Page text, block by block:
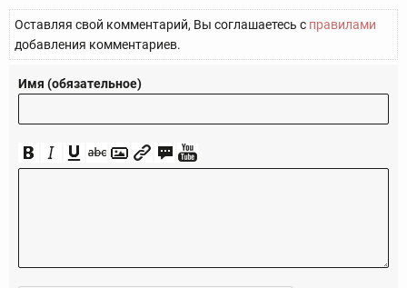
Оставляя свой комментарий, Вы соглашаетесь с правилами
добавления комментариев.
Имя (обязательное)